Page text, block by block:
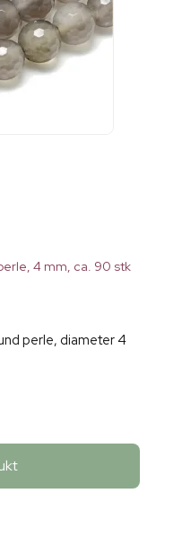
4 mm, ca. 90 stk
perle, diameter 4